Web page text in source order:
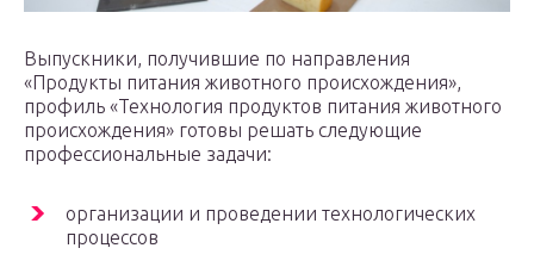
Выпускники, получившие по направления
«Продукты питания животного происхождения»,
профиль «Технология продуктов питания животного
происхождения» готовы решать следующие
профессиональные задачи:
организации и проведении технологических
процессов